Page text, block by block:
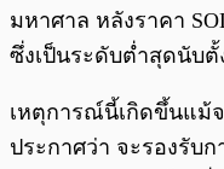
มหาศาล หลังราคา
ซึ่งเป็นระดับต่ำสุดนับตั้
เหตุการณ์นี้เกิดขึ้นแม้จ
ประกาศว่า จะรองรับ